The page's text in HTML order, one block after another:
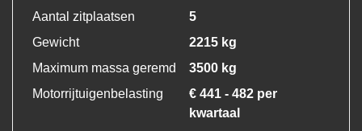
Aantal zitplaatsen
5
Gewicht
2215 kg
Maximum massa geremd
3500 kg
Motorrijtuigenbelasting
€ 441 - 482 per
kwartaal